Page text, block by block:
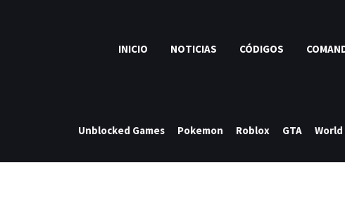
INICIO NOTICIAS CÓDIGOS
Unblocked Games Pokemon Roblox GTA